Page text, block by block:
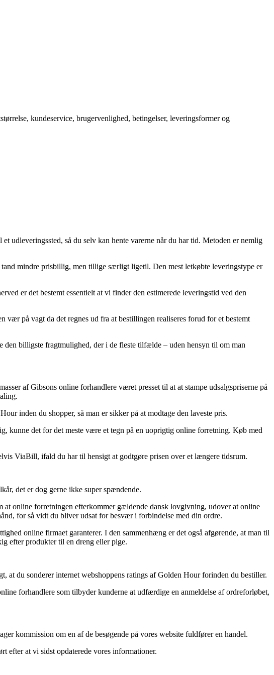
kundeservice, brugervenlighed, betingelser, leveringsformer og
udleveringssted, så du selv kan hente varerne når du har tid. Metoden er nemlig
mindre prisbillig, men tillige særligt ligetil. Den mest letkøbte leveringstype er
er det bestemt essentielt at vi finder den estimerede leveringstid ved den
på vagt da det regnes ud fra at bestillingen realiseres forud for et bestemt
billigste fragtmulighed, der i de fleste tilfælde – uden hensyn til om man
af Gibsons online forhandlere været presset til at at stampe udsalgspriserne på
inden du shopper, så man er sikker på at modtage den laveste pris.
kunne det for det meste være et tegn på en uoprigtig online forretning. Køb med
ViaBill, ifald du har til hensigt at godtgøre prisen over et længere tidsrum.
det er dog gerne ikke super spændende.
online forretningen efterkommer gældende dansk lovgivning, udover at online
for så vidt du bliver udsat for besvær i forbindelse med din ordre.
online firmaet garanterer. I den sammenhæng er det også afgørende, at man til
efter produkter til en dreng eller pige.
at du sonderer internet webshoppens ratings af Golden Hour forinden du bestiller.
forhandlere som tilbyder kunderne at udfærdige en anmeldelse af ordreforløbet,
kommission om en af de besøgende på vores website fuldfører en handel.
efter at vi sidst opdaterede vores informationer.